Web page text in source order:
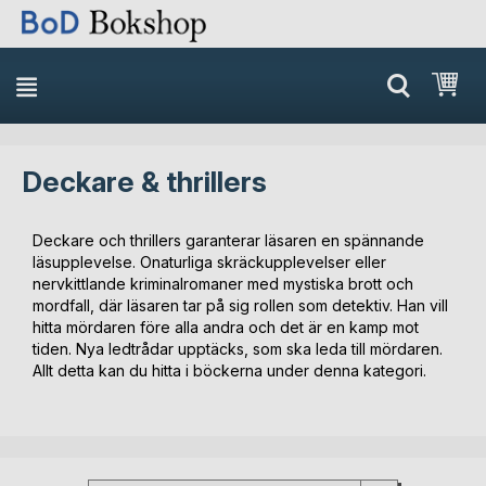
Deckare & thrillers
Deckare och thrillers garanterar läsaren en spännande
läsupplevelse. Onaturliga skräckupplevelser eller
nervkittlande kriminalromaner med mystiska brott och
mordfall, där läsaren tar på sig rollen som detektiv. Han vill
hitta mördaren före alla andra och det är en kamp mot
tiden. Nya ledtrådar upptäcks, som ska leda till mördaren.
Allt detta kan du hitta i böckerna under denna kategori.